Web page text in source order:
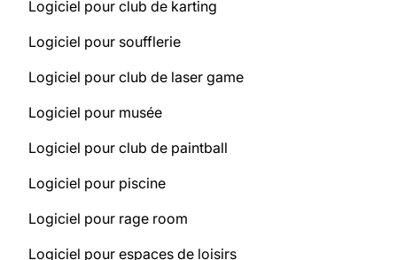
Logiciel pour club de karting
Logiciel pour soufflerie
Logiciel pour club de laser game
Logiciel pour musée
Logiciel pour club de paintball
Logiciel pour piscine
Logiciel pour rage room
Logiciel pour espaces de loisirs